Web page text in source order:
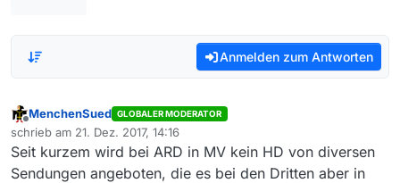
Anmelden zum Antworten
Offline
MenchenSued GLOBALER MODERATOR
schrieb am 21. Dez. 2017, 14:16
zuletzt editiert von
Seit kurzem wird bei ARD in MV kein HD von diversen
Sendungen angeboten, die es bei den Dritten aber in